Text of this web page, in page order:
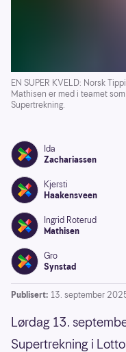
EN SUPER KVELD: Norsk
Mathisen er med i teamet
Supertrekning.
Ida
Zachariassen
Kjersti
Haakensveen
Ingrid Roterud
Mathisen
Gro
Synstad
Publisert: 13. september
Lørdag 13.
Supertrekning i